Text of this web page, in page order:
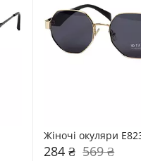
Жіночі окуляри
284 ₴ 569 ₴